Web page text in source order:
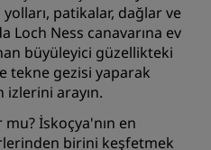
patikalar, dağlar ve
Loch Ness canavarına ev
büyüleyici güzellikteki
tekne gezisi yaparak
izlerini arayın.
İskoçya'nın en
birini keşfetmek